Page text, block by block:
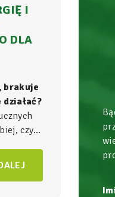
I
DLA
brakuje
czyli